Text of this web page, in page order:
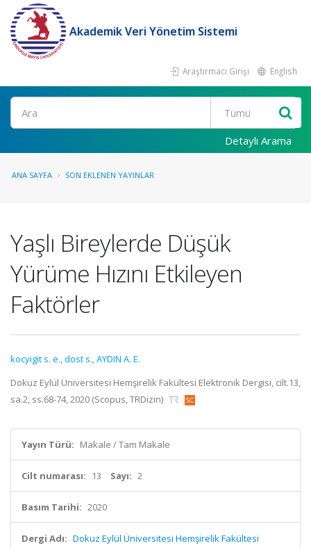
Akademik Veri Yönetim Sistemi
Araştırmacı Girişi English
Ara
Detaylı Arama
ANA SAYFA SON EKLENEN YAYINLAR
Yaşlı Bireylerde Düşük
Yürüme Hızını Etkileyen
Faktörler
kocyigit s. e.,dost s.,AYDIN A. E.
Dokuz Eylül Üniversitesi Hemşirelik Fakültesi Elektronik Dergisi, cilt.13,
sa.2, ss.68-74, 2020 (Scopus, TRDizin)
Yayın Türü: Makale / Tam Makale
Cilt numarası: 13 Sayı: 2
Basım Tarihi: 2020
Dergi Adı: Dokuz Eylül Üniversitesi Hemşirelik Fakültesi